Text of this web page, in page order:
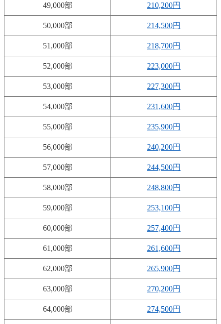
49,000部 210,200円
50,000部 214,500円
51,000部 218,700円
52,000部 223,000円
53,000部 227,300円
54,000部 231,600円
55,000部 235,900円
56,000部 240,200円
57,000部 244,500円
58,000部 248,800円
59,000部 253,100円
60,000部 257,400円
61,000部 261,600円
62,000部 265,900円
63,000部 270,200円
64,000部 274,500円